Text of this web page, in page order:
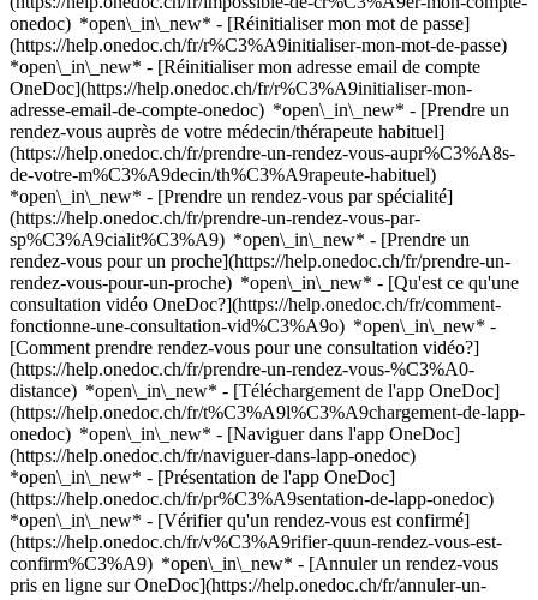
onedoc) *open\_in\_new* - [Réinitialiser mon mot de passe]
(https://help.onedoc.ch/fr/r%C3%A9initialiser-mon-mot-de-passe)
*open\_in\_new* - [Réinitialiser mon adresse email de compte
OneDoc](https://help.onedoc.ch/fr/r%C3%A9initialiser-mon-
adresse-email-de-compte-onedoc) *open\_in\_new* - [Prendre un
rendez-vous auprès de votre médecin/thérapeute habituel]
(https://help.onedoc.ch/fr/prendre-un-rendez-vous-aupr%C3%A8s-
de-votre-m%C3%A9decin/th%C3%A9rapeute-habituel)
*open\_in\_new* - [Prendre un rendez-vous par spécialité]
(https://help.onedoc.ch/fr/prendre-un-rendez-vous-par-
sp%C3%A9cialit%C3%A9) *open\_in\_new* - [Prendre un
rendez-vous pour un proche](https://help.onedoc.ch/fr/prendre-un-
rendez-vous-pour-un-proche) *open\_in\_new* - [Qu'est ce qu'une
consultation vidéo OneDoc?](https://help.onedoc.ch/fr/comment-
fonctionne-une-consultation-vid%C3%A9o) *open\_in\_new* -
[Comment prendre rendez-vous pour une consultation vidéo?]
(https://help.onedoc.ch/fr/prendre-un-rendez-vous-%C3%A0-
distance) *open\_in\_new* - [Téléchargement de l'app OneDoc]
(https://help.onedoc.ch/fr/t%C3%A9l%C3%A9chargement-de-lapp-
onedoc) *open\_in\_new* - [Naviguer dans l'app OneDoc]
(https://help.onedoc.ch/fr/naviguer-dans-lapp-onedoc)
*open\_in\_new* - [Présentation de l'app OneDoc]
(https://help.onedoc.ch/fr/pr%C3%A9sentation-de-lapp-onedoc)
*open\_in\_new* - [Vérifier qu'un rendez-vous est confirmé]
(https://help.onedoc.ch/fr/v%C3%A9rifier-quun-rendez-vous-est-
confirm%C3%A9) *open\_in\_new* - [Annuler un rendez-vous
pris en ligne sur OneDoc](https://help.onedoc.ch/fr/annuler-un-